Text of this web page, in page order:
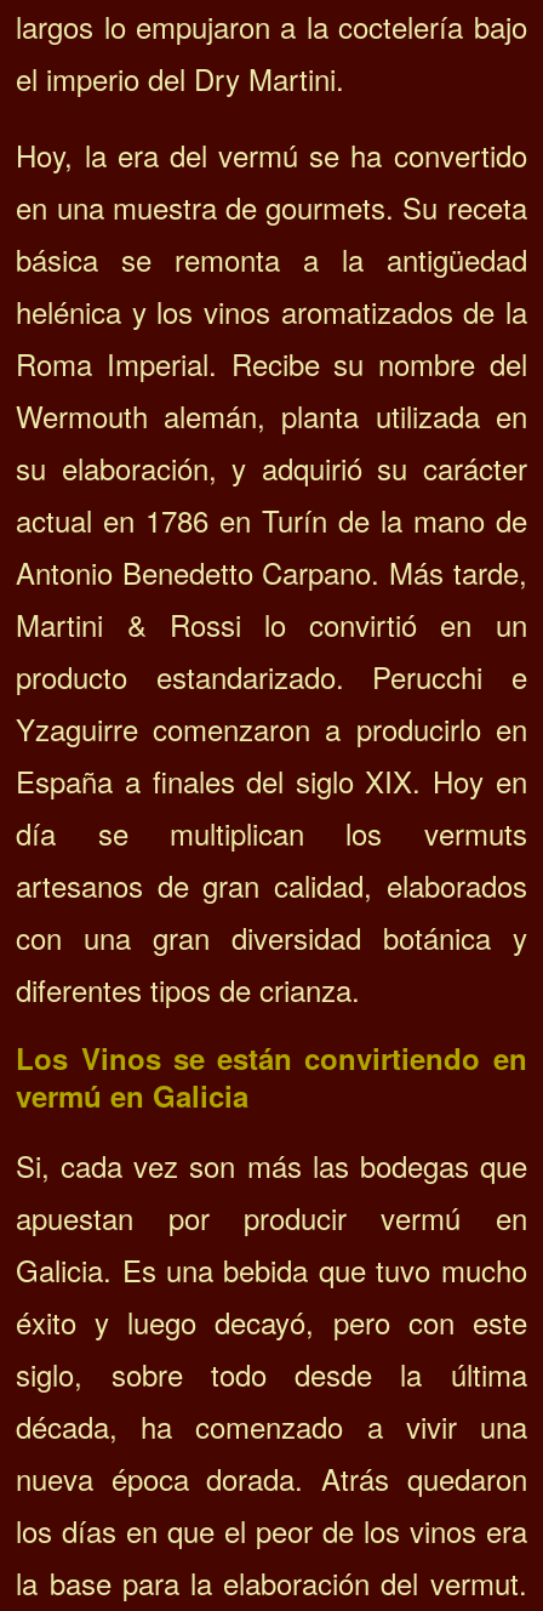
largos lo empujaron a la coctelería bajo
el imperio del Dry Martini.
Hoy, la era del vermú se ha convertido
en una muestra de gourmets. Su receta
básica se remonta a la antigüedad
helénica y los vinos aromatizados de la
Roma Imperial. Recibe su nombre del
Wermouth alemán, planta utilizada en
su elaboración, y adquirió su carácter
actual en 1786 en Turín de la mano de
Antonio Benedetto Carpano. Más tarde,
Martini & Rossi lo convirtió en un
producto estandarizado. Perucchi e
Yzaguirre comenzaron a producirlo en
España a finales del siglo XIX. Hoy en
día se multiplican los vermuts
artesanos de gran calidad, elaborados
con una gran diversidad botánica y
diferentes tipos de crianza.
Los Vinos se están convirtiendo en
vermú en Galicia
Si, cada vez son más las bodegas que
apuestan por producir vermú en
Galicia. Es una bebida que tuvo mucho
éxito y luego decayó, pero con este
siglo, sobre todo desde la última
década, ha comenzado a vivir una
nueva época dorada. Atrás quedaron
los días en que el peor de los vinos era
la base para la elaboración del vermut.